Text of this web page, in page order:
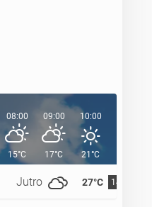
Jutro 27°C 14°C
08:00
15°C
09:00
17°C
10:00
21°C